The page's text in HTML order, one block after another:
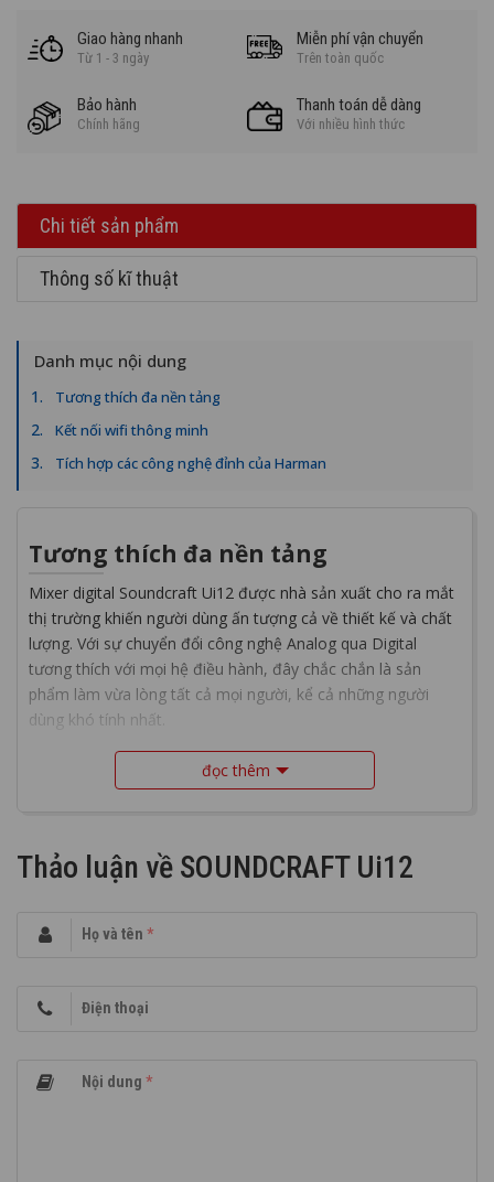
Giao hàng nhanh
Từ 1 - 3 ngày
Miễn phí vận chuyển
Trên toàn quốc
Bảo hành
Chính hãng
Thanh toán dễ dàng
Với nhiều hình thức
Chi tiết sản phẩm
Thông số kĩ thuật
Danh mục nội dung
Tương thích đa nền tảng
Kết nối wifi thông minh
Tích hợp các công nghệ đỉnh của Harman
Tương thích đa nền tảng
Mixer digital Soundcraft Ui12 được nhà sản xuất cho ra mắt
thị trường khiến người dùng ấn tượng cả về thiết kế và chất
lượng. Với sự chuyển đổi công nghệ Analog qua Digital
tương thích với mọi hệ điều hành, đây chắc chắn là sản
phẩm làm vừa lòng tất cả mọi người, kể cả những người
dùng khó tính nhất.
đọc thêm
Thảo luận về SOUNDCRAFT Ui12
Họ và tên *
Điện thoại
Nội dung *